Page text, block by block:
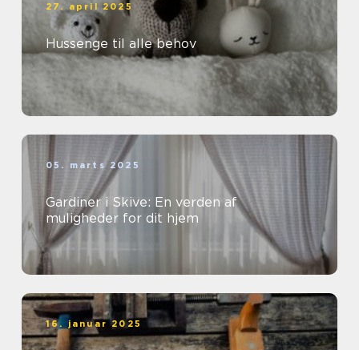
27. april 2025
Hussenge til alle behov
05. marts 2025
Gardiner i Skive: En verden af
muligheder for dit hjem
16. januar 2025